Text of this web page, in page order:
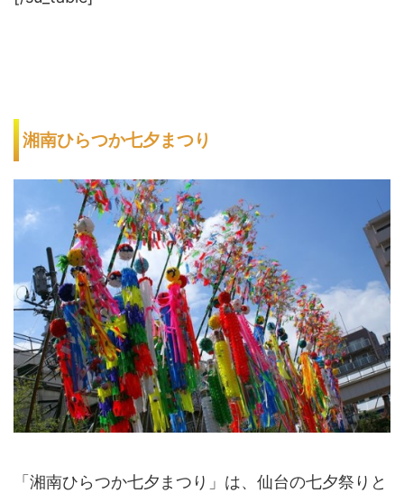
湘南ひらつか七夕まつり
「湘南ひらつか七夕まつり」は、仙台の七夕祭りと